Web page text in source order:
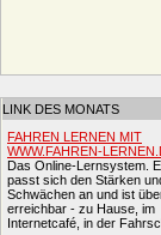
LINK DES MONATS
FAHREN LERNEN MIT
WWW.FAHREN-
Das Online-Lernsystem.
passt sich den Stärken
Schwächen an und ist
erreichbar - zu Hause, im
Internetcafé, in der